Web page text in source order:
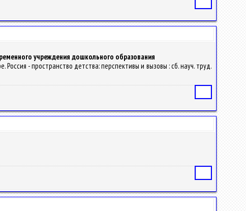
учреждения дошкольного образования
- пространство детства: перспективы и вызовы : сб. науч. труд.